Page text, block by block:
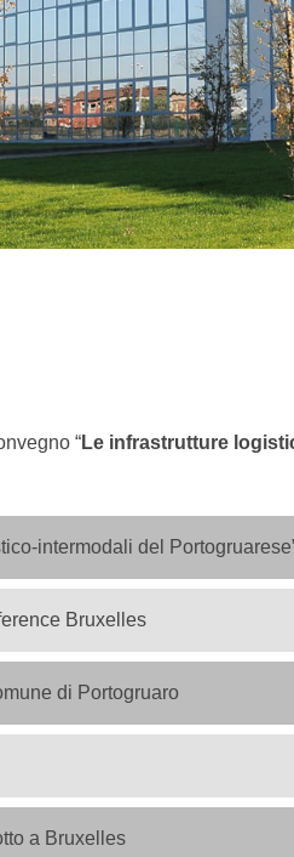
“Le infrastrutture
intermodali del
Bruxelles
di Portogruaro
a Bruxelles